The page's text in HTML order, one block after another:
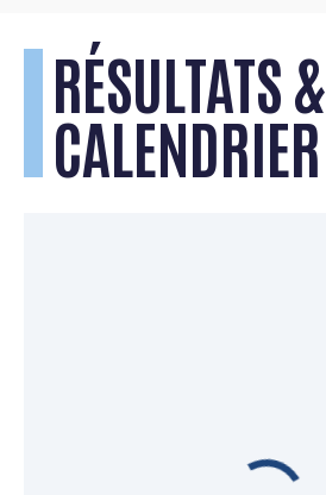
RÉSULTATS &
CALENDRIER